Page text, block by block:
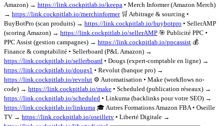
Amazon) → https://link.cockpitlab.io/keepa • Merch Informer (Amazon Merch)
→ https://link.cockpitlab.io/merchinformer🛒 Arbitrage & sourcing •
BuyBotPro (scan produits) → https://link.cockpitlab.io/buybotpro • SellerAMP
(scoring Amazon) → https://link.cockpitlab.io/sellerAMP 🎯 Publicité PPC •
PPC Assist (gestion campagnes) → https://link.cockpitlab.io/ppcassist 💰
Finance & comptabilité • Sellerboard (P&L Amazon) →
https://link.cockpitlab.io/sellerboard • Dougs (expert-comptable en ligne) →
https://link.cockpitlab.io/dougs1 • Revolut (banque pro) →
https://link.cockpitlab.io/revolut ⚙️ Automatisation • Make (workflows no-
code) → https://link.cockpitlab.io/make • Scheduled (publication réseaux) →
https://link.cockpitlab.io/scheduled • Linkuma (backlinks pour votre SEO) →
https://link.cockpitlab.io/linkuma 🎓 Autres Formations Amazon FBA • Oseille
TV → https://link.cockpitlab.io/oseilletv • Liberté Digitale →